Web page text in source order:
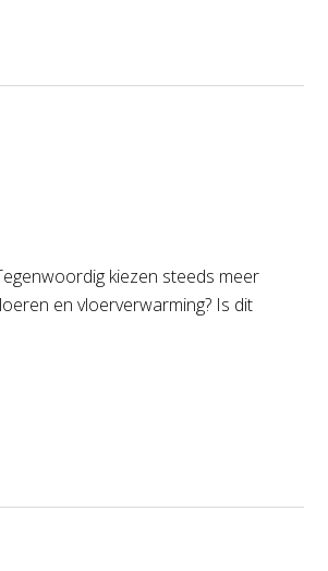
kiezen steeds meer
en vloerverwarming? Is dit